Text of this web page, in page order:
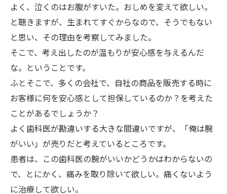
よく、泣くのはお腹がすいた。おしめを変えて欲しい。
と聴きますが、生まれてすぐからなので、そうでもない
と思い、その理由を考察してみました。
そこで、考え出したのが温もりが安心感を与えるんだ
な。ということです。
ふとそこで、多くの会社で、自社の商品を販売する時に
お客様に何を安心感として担保しているのか？を考えた
ことがあるでしょうか？
よく歯科医が勘違いする大きな間違いですが、「俺は腕
がいい」が売りだと考えているところです。
患者は、この歯科医の腕がいいかどうかはわからないの
で、とにかく、痛みを取り除いて欲しい。痛くないよう
に治療して欲しい。